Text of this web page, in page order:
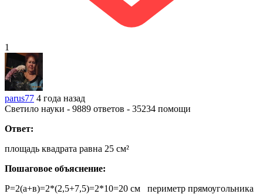
1
parus77 4 года назад
Светило науки - 9889 ответов - 35234 помощи
Ответ:
площадь квадрата равна 25 см²
Пошаговое объяснение:
Р=2(а+в)=2*(2,5+7,5)=2*10=20 см периметр прямоугольника